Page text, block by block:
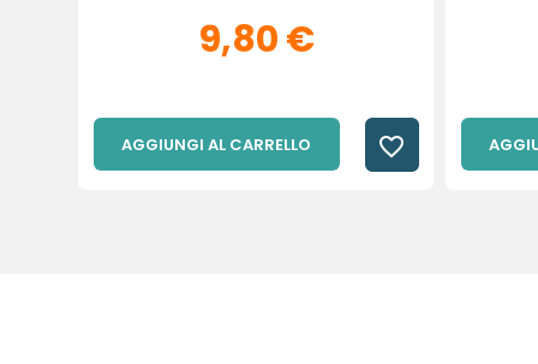
9,80 €
AGGIUNGI AL CARRELLO favorite_border